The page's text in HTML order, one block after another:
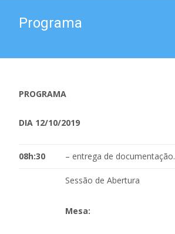
Programa
PROGRAMA
DIA 12/10/2019
08h:30 – entrega de documentação.
Sessão de Abertura
Mesa: